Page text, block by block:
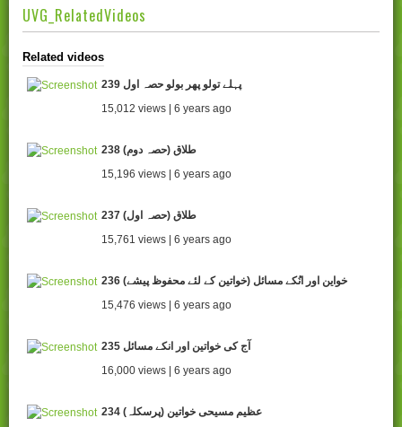
UVG_RelatedVideos
Related videos
239 پہلے تولو پھر بولو حصہ اول
15,012 views | 6 years ago
238 طلاق (حصہ دوم)
15,196 views | 6 years ago
237 طلاق (حصہ اول)
15,761 views | 6 years ago
236 خواین اور انُکے مسائل (خواتین کے لئے محفوظ پیشے)
15,476 views | 6 years ago
235 آج کی خواتین اور انکے مسائل
16,000 views | 6 years ago
234 (عظیم مسیحی خواتین (پرسکلہ